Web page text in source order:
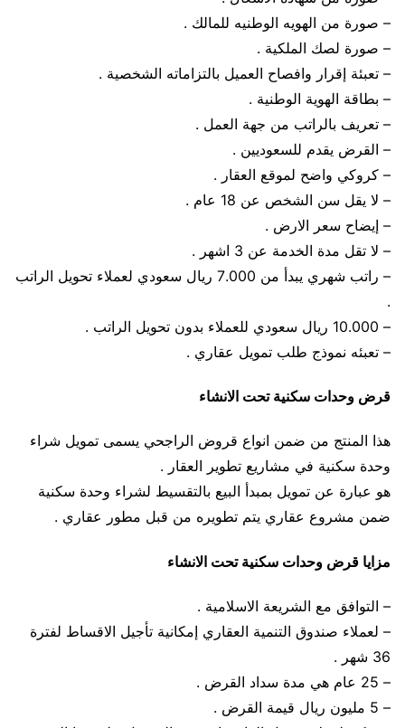
– صورة من الهويه الوطنيه للمالك .
– صورة لصك الملكية .
– تعبئة إقرار وافصاح العميل بالتزاماته الشخصية .
– بطاقة الهوية الوطنية .
– تعريف بالراتب من جهة العمل .
– القرض يقدم للسعوديين .
– كروكي واضح لموقع العقار .
– لا يقل سن الشخص عن 18 عام .
– إيضاح سعر الارض .
– لا تقل مدة الخدمة عن 3 اشهر .
– راتب شهري يبدأ من 7.000 ريال سعودي لعملاء تحويل الراتب
.
– 10.000 ريال سعودي للعملاء بدون تحويل الراتب .
– تعبئه نموذج طلب تمويل عقاري .
قرض وحدات سكنية تحت الانشاء
هذا المنتج من ضمن انواع قروض الراجحي يسمى تمويل شراء
وحدة سكنية في مشاريع تطوير العقار .
هو عبارة عن تمويل بمبدأ البيع بالتقسيط لشراء وحدة سكنية
ضمن مشروع عقاري يتم تطويره من قبل مطور عقاري .
مزايا قرض وحدات سكنية تحت الانشاء
– التوافق مع الشريعة الاسلامية .
– لعملاء صندوق التنمية العقاري إمكانية تأجيل الاقساط لفترة
36 شهر .
– 25 عام هي مدة سداد القرض .
– 5 مليون ريال قيمة القرض .